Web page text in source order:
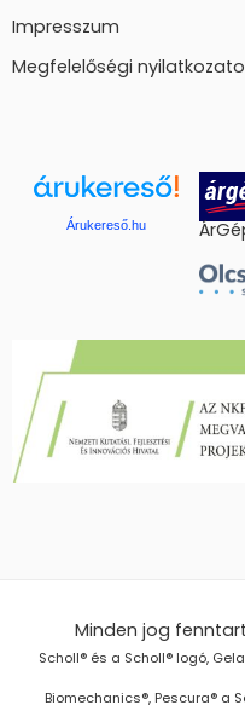
Impresszum
Megfelelőségi
Árukereső.hu
Minden jog
Scholl® és a Scholl® logó,
Biomechanics®, Pescura® a